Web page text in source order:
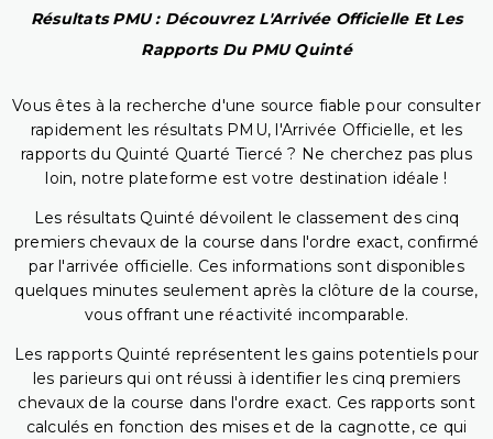
Résultats PMU : Découvrez L'Arrivée Officielle Et Les
Rapports Du PMU Quinté
Vous êtes à la recherche d'une source fiable pour consulter
rapidement les résultats PMU, l'Arrivée Officielle, et les
rapports du Quinté Quarté Tiercé ? Ne cherchez pas plus
loin, notre plateforme est votre destination idéale !
Les résultats Quinté dévoilent le classement des cinq
premiers chevaux de la course dans l'ordre exact, confirmé
par l'arrivée officielle. Ces informations sont disponibles
quelques minutes seulement après la clôture de la course,
vous offrant une réactivité incomparable.
Les rapports Quinté représentent les gains potentiels pour
les parieurs qui ont réussi à identifier les cinq premiers
chevaux de la course dans l'ordre exact. Ces rapports sont
calculés en fonction des mises et de la cagnotte, ce qui